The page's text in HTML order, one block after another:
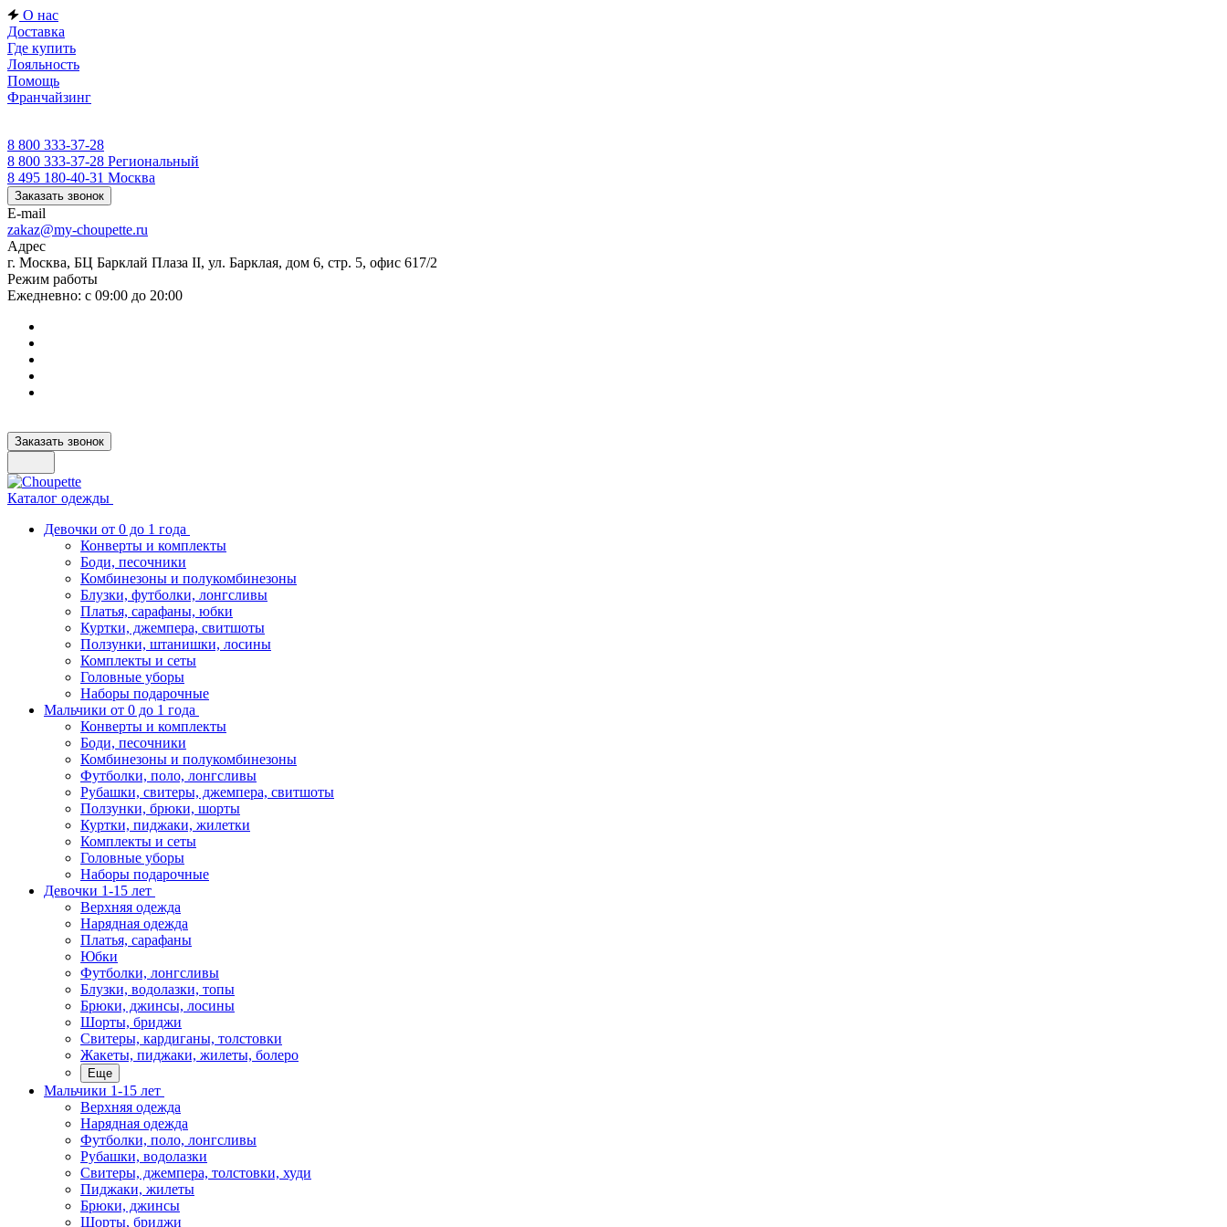
О нас
Доставка
Где купить
Лояльность
Помощь
Франчайзинг
8 800 333-37-28
8 800 333-37-28 Региональный
8 495 180-40-31 Москва
Заказать звонок
E-mail
zakaz@my-choupette.ru
Адрес
г. Москва, БЦ Барклай Плаза II, ул. Барклая, дом 6, стр. 5, офис 617/2
Режим работы
Ежедневно: с 09:00 до 20:00
Заказать звонок
Каталог одежды
Девочки от 0 до 1 года
Конверты и комплекты
Боди, песочники
Комбинезоны и полукомбинезоны
Блузки, футболки, лонгсливы
Платья, сарафаны, юбки
Куртки, джемпера, свитшоты
Ползунки, штанишки, лосины
Комплекты и сеты
Головные уборы
Наборы подарочные
Мальчики от 0 до 1 года
Конверты и комплекты
Боди, песочники
Комбинезоны и полукомбинезоны
Футболки, поло, лонгсливы
Рубашки, свитеры, джемпера, свитшоты
Ползунки, брюки, шорты
Куртки, пиджаки, жилетки
Комплекты и сеты
Головные уборы
Наборы подарочные
Девочки 1-15 лет
Верхняя одежда
Нарядная одежда
Платья, сарафаны
Юбки
Футболки, лонгсливы
Блузки, водолазки, топы
Брюки, джинсы, лосины
Шорты, бриджи
Свитеры, кардиганы, толстовки
Жакеты, пиджаки, жилеты, болеро
Еще
Мальчики 1-15 лет
Верхняя одежда
Нарядная одежда
Футболки, поло, лонгсливы
Рубашки, водолазки
Свитеры, джемпера, толстовки, худи
Пиджаки, жилеты
Брюки, джинсы
Шорты, бриджи